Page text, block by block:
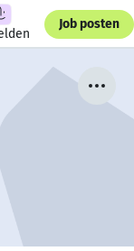
Job posten